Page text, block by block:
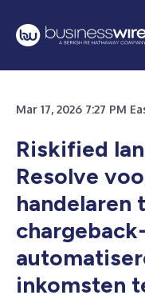
Mar 17, 2026 7:27 PM
Riskified
Resolve
handelaren
inkomsten